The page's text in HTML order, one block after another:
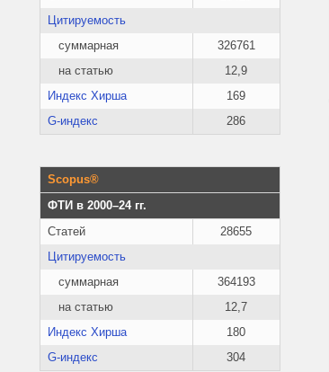
Цитируемость
суммарная
326761
на статью
12,9
Индекс Хирша
169
G-индекс
286
Scopus®
ФТИ в 2000–24 гг.
Статей
28655
Цитируемость
суммарная
364193
на статью
12,7
Индекс Хирша
180
G-индекс
304